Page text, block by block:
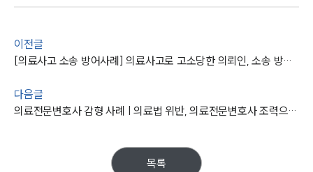
업무사례
법률정보
이전글
[의료사고 소송 방어사례] 의료사고로 고소당한 의뢰인, 소송 방어 성공해 불송치 결정
다음글
의료전문변호사 감형 사례 | 의료법 위반, 의료전문변호사 조력으로 감형 성공
목록